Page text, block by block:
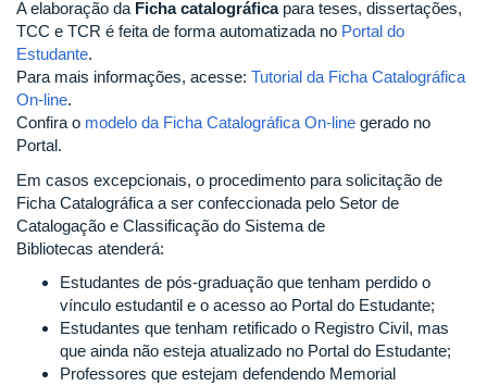
A elaboração da Ficha catalográficapara teses, dissertações,
TCC e TCR é feita de forma automatizada no Portal do
Estudante.
Para mais informações, acesse: Tutorial da Ficha Catalográfica
On-line.
Confira o modelo da Ficha Catalográfica On-line gerado no
Portal.
Em casos excepcionais, o procedimento para solicitação de
Ficha Catalográfica a ser confeccionada pelo Setor de
Catalogação e Classificação do Sistema de
Bibliotecas atenderá:
Estudantes de pós-graduação que tenham perdido o
vínculo estudantil e o acesso ao Portal do Estudante;
Estudantes que tenham retificado o Registro Civil, mas
que ainda não esteja atualizado no Portal do Estudante;
Professores que estejam defendendo Memorial